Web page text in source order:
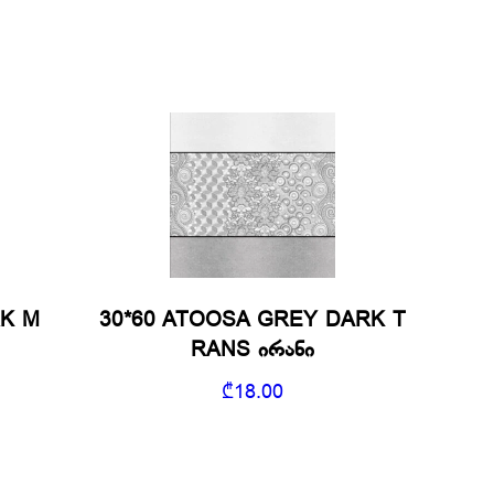
M
30*60 ATOOSA GREY DARK T
RANS ირანი
₾18.00